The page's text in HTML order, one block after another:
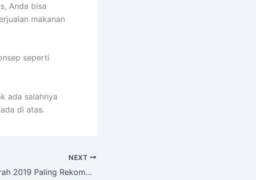
Anda bisa
makanan
seperti
ada salahnya
di atas.
NEXT
Pulsa Murah 2019 Paling Rekommended